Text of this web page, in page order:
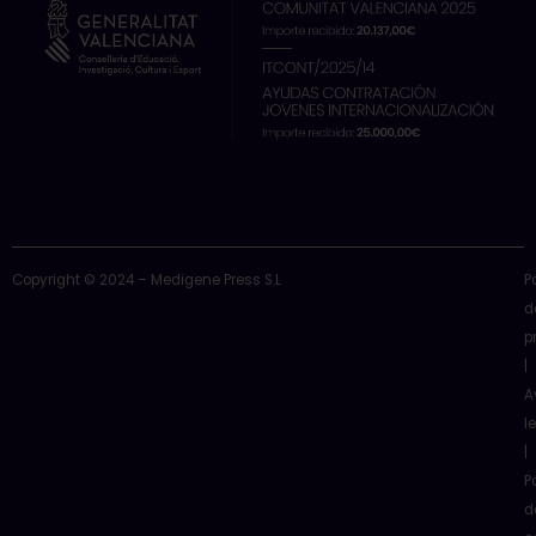
Copyright © 2024 – Medigene Press S.L
|
|